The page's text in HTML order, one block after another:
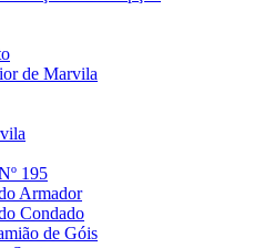
de Marvila
195
Armador
Condado
de Góis